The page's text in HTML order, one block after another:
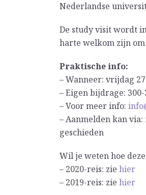
Nederlandse
De study visit wordt
harte welkom zijn
Praktische info:
– Wanneer: vrijdag
– Eigen bijdrage:
– Voor meer info:
– Aanmelden kan via:
geschieden
Wil je weten hoe
– 2020-reis: zie hier
– 2019-reis: zie hier